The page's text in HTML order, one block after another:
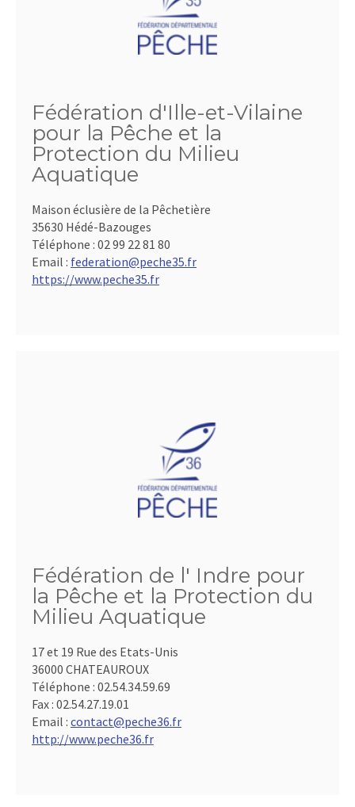
Fédération d'Ille-et-Vilaine
pour la Pêche et la
Protection du Milieu
Aquatique
Maison éclusière de la Pêchetière
35630 Hédé-Bazouges
Téléphone : 02 99 22 81 80
Email : federation@peche35.fr
https://www.peche35.fr
Fédération de l' Indre pour
la Pêche et la Protection du
Milieu Aquatique
17 et 19 Rue des Etats-Unis
36000 CHATEAUROUX
Téléphone : 02.54.34.59.69
Fax : 02.54.27.19.01
Email : contact@peche36.fr
http://www.peche36.fr